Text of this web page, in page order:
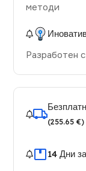
методи
Разработен
(255.65 €)
14 Дни